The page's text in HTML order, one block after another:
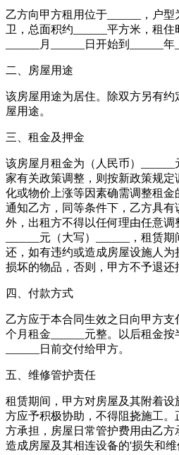
乙方向甲方租用位于______，户型
卫，总面积约______平方米，租住
______月______日开始到______年
二、房屋用途
该房屋用途为居住。除双方另有
屋用途。
三、租金及押金
该房屋月租金为（人民币）
家有关政策调整，则按新政策规
化或物价上涨等因素确需调整租金
通知乙方，同等条件下，乙方具
外，出租方不得以任何理由任意
______元（大写）______，租赁
还，如有违约或造成房屋设施人
损坏的物品，否则，甲方不予退还
四、付款方式
乙方应于本合同生效之日向甲方支
个月租金______元整。以后租金
______日前交付给甲方。
五、维修管护责任
租赁期间，甲方对房屋及其附着
方应予积极协助，不得阻挠施工。
方承担，房屋日常管护费用由乙
造成房屋及其相连设备的'损失和